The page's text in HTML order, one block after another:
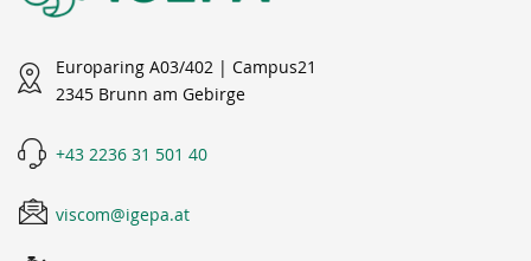
Europaring A03/402 | Campus21
2345 Brunn am Gebirge
+43 2236 31 501 40
viscom@igepa.at